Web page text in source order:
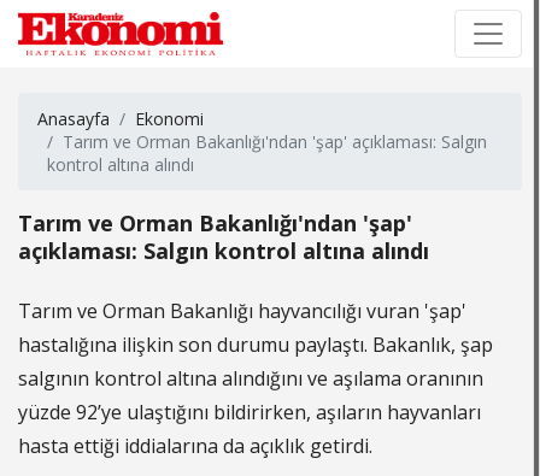
Anasayfa
Ekonomi
Tarım ve Orman Bakanlığı'ndan 'şap' açıklaması: Salgın
kontrol altına alındı
Tarım ve Orman Bakanlığı'ndan 'şap'
açıklaması: Salgın kontrol altına alındı
Tarım ve Orman Bakanlığı hayvancılığı vuran 'şap'
hastalığına ilişkin son durumu paylaştı. Bakanlık, şap
salgının kontrol altına alındığını ve aşılama oranının
yüzde 92’ye ulaştığını bildirirken, aşıların hayvanları
hasta ettiği iddialarına da açıklık getirdi.
×
×